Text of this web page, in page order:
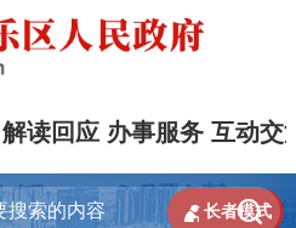
解读回应 办事服务 互动交

 长者模式